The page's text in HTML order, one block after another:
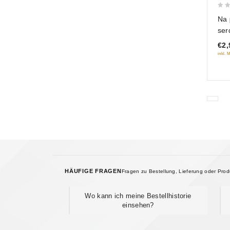
of
5
Na
inkl.
HÄUFIGE FRAGENFragen zu Bestellung, Lieferung oder
Wo kann ich meine Bestellhistorie
einsehen?